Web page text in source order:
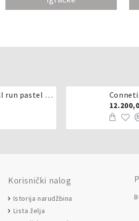
Connetix - Ball run pastel 106 delova
Korisnički nalog
Istorija narudžbina
Lista želja